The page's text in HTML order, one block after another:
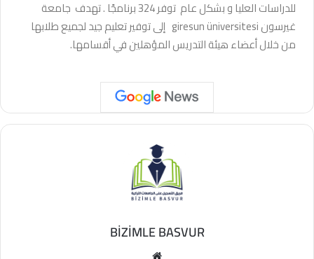
للدراسات العليا و بشكل عام توفر 324 برنامجًا . تهدف جامعة
غيرسون giresun üniversitesi إلى توفير تعليم جيد لجميع طلابها
من خلال أعضاء هيئة التدريس المؤهلين في أقسامها.
BİZİMLE BASVUR